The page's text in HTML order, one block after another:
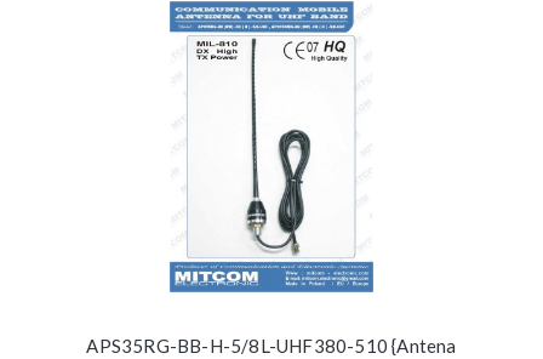
APS35RG-BB-H-5/8L-UHF380-510 {Antena